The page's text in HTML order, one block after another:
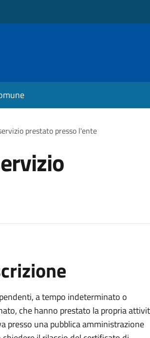
prestato presso l'ente
a tempo indeterminato o
che hanno prestato la propria
presso una pubblica amministrazione